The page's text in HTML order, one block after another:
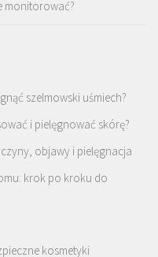
monitorować?
szelmowski uśmiech?
i pielęgnować skórę?
objawy i pielęgnacja
krok po kroku do
kosmetyki